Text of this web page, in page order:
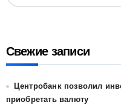
Свежие записи
Центробанк позволил
приобретать валюту